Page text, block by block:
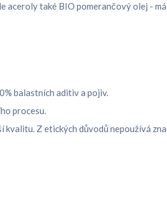
také BIO pomerančový olej -
balastních aditiv a pojiv.
procesu.
kvalitu. Z etických důvodů nepoužívá